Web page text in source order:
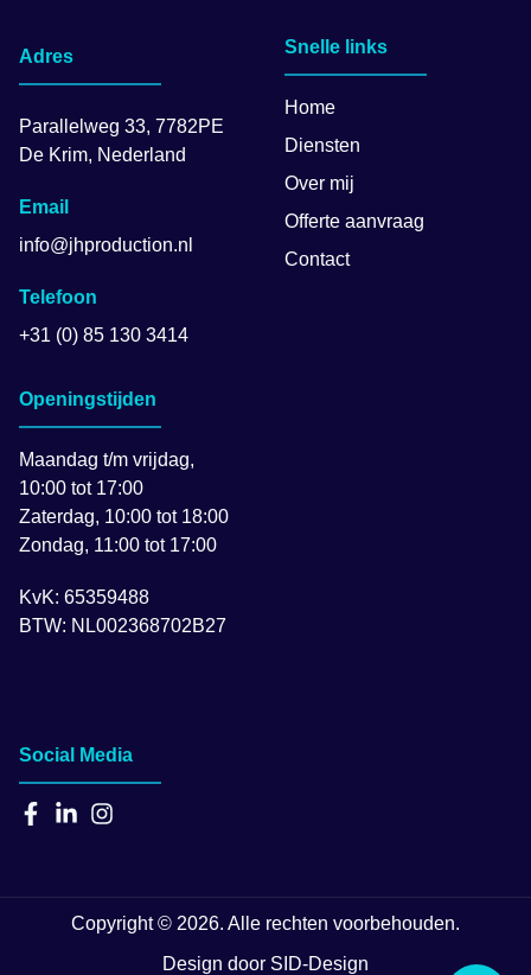
Adres
Parallelweg 33, 7782PE
De Krim, Nederland
Email
info@jhproduction.nl
Telefoon
+31 (0) 85 130 3414
Snelle links
Home
Diensten
Over mij
Offerte aanvraag
Contact
Openingstijden
Maandag t/m vrijdag,
10:00 tot 17:00
Zaterdag, 10:00 tot 18:00
Zondag, 11:00 tot 17:00
KvK: 65359488
BTW: NL002368702B27
Social Media
Copyright © 2026. Alle rechten voorbehouden.
Design door SID-Design